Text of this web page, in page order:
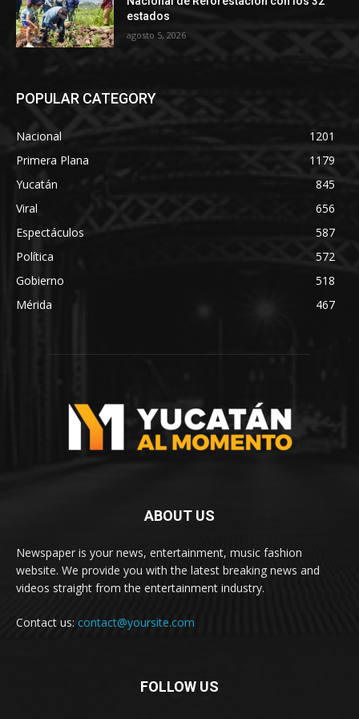
estados
agosto 5, 2026
POPULAR CATEGORY
Nacional
1201
Primera Plana
1179
Yucatán
845
Viral
656
Espectáculos
587
Política
572
Gobierno
518
Mérida
467
ABOUT US
Newspaper is your news, entertainment, music fashion
website. We provide you with the latest breaking news and
videos straight from the entertainment industry.
Contact us: contact@yoursite.com
FOLLOW US